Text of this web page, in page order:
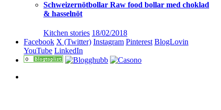
Schweizernötbollar Raw food bollar med choklad
& hasselnöt
Kitchen stories 18/02/2018
Facebook X (Twitter) Instagram Pinterest BlogLovin
YouTube LinkedIn